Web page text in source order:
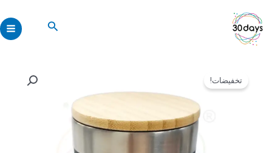
إلى
المحتوى
البحث
تخفيضات!
هو:
40,00 ر.س.
هو:
30,00 ر.س.
Black